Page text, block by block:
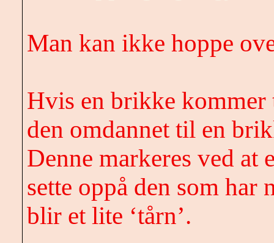
Man kan ikke hoppe
Hvis en brikke
den omdannet til en
Denne markeres ved at
sette oppå den som har
blir et lite ‘tårn’.